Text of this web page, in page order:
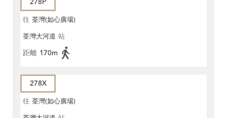
278P
往 荃灣(如心廣場)
荃灣大河道 站
距離 170m
278X
往 荃灣(如心廣場)